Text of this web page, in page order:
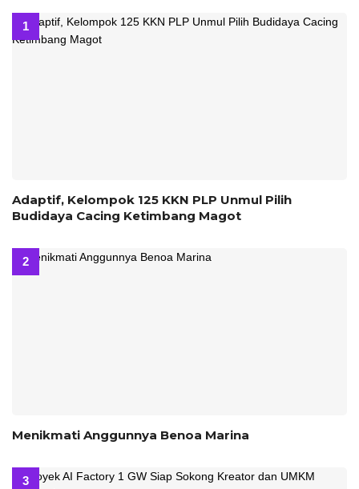
‎Adaptif, Kelompok 125 KKN PLP Unmul Pilih
Budidaya Cacing Ketimbang Magot
Menikmati Anggunnya Benoa Marina